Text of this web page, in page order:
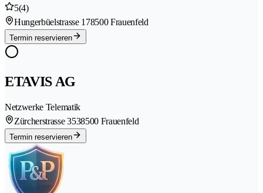
5(4)
Hungerbüelstrasse 178500 Frauenfeld
Termin reservieren
ETAVIS AG
Netzwerke Telematik
Zürcherstrasse 3538500 Frauenfeld
Termin reservieren